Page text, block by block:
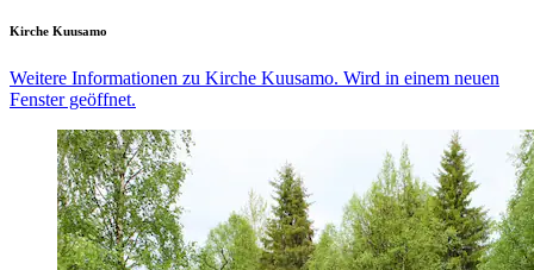
Kirche Kuusamo
Weitere Informationen zu Kirche Kuusamo. Wird in einem neuen
Fenster geöffnet.